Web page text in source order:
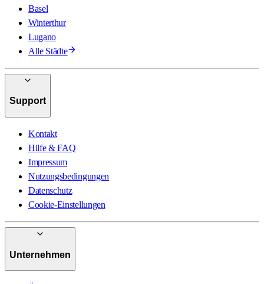
Basel
Winterthur
Lugano
Alle Städte
Support
Kontakt
Hilfe & FAQ
Impressum
Nutzungsbedingungen
Datenschutz
Cookie-Einstellungen
Unternehmen